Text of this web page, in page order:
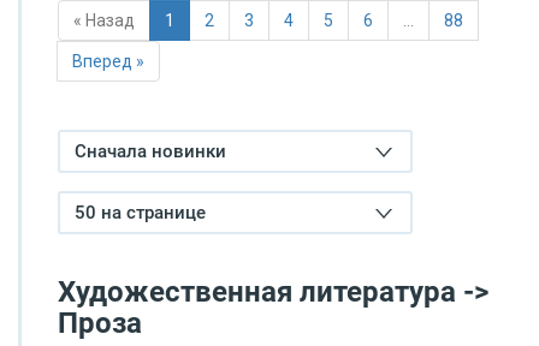
« Назад 1 2 3 4 5 6 … 88
Вперед »
Сначала новинки
50 на странице
Художественная литература ->
Проза